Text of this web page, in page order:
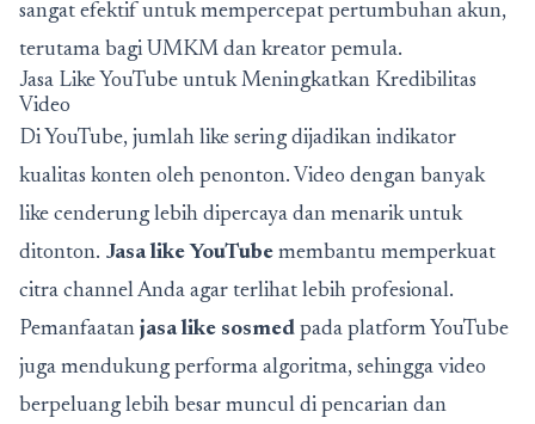
sangat efektif untuk mempercepat pertumbuhan akun,
terutama bagi UMKM dan kreator pemula.
Jasa Like YouTube untuk Meningkatkan Kredibilitas
Video
Di YouTube, jumlah like sering dijadikan indikator
kualitas konten oleh penonton. Video dengan banyak
like cenderung lebih dipercaya dan menarik untuk
ditonton. Jasa like YouTube membantu memperkuat
citra channel Anda agar terlihat lebih profesional.
Pemanfaatan jasa like sosmed pada platform YouTube
juga mendukung performa algoritma, sehingga video
berpeluang lebih besar muncul di pencarian dan